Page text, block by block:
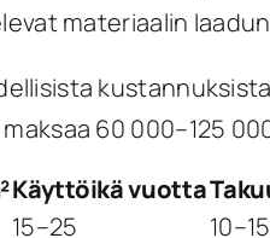
materiaalin
60 000–125
Käyttöikä vuotta
15–25
10–15